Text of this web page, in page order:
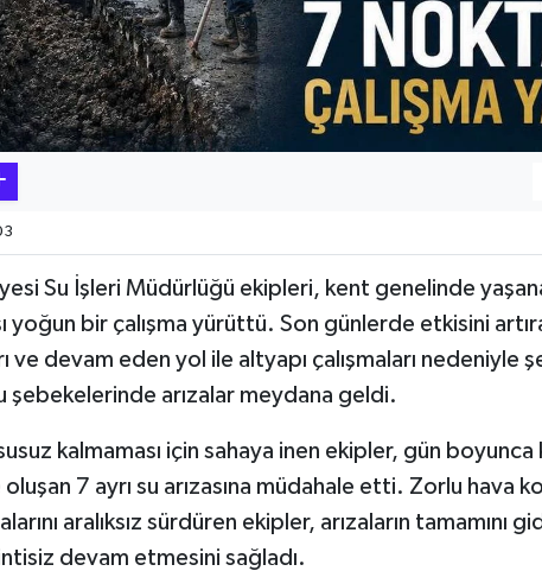
Su İşleri Müdürlüğü ekipleri, kent genelinde
yoğun bir çalışma yürüttü. Son günlerde etkisini
ve devam eden yol ile altyapı çalışmaları nedeniyle
şebekelerinde arızalar meydana geldi.
kalmaması için sahaya inen ekipler, gün
7 ayrı su arızasına müdahale etti. Zorlu hava
aralıksız sürdüren ekipler, arızaların tamamını
devam etmesini sağladı.